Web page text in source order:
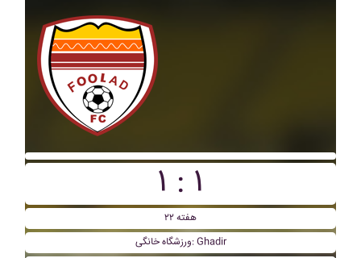
۱ : ۱
هفته ۲۲
ورزشگاه خانگی: Ghadir